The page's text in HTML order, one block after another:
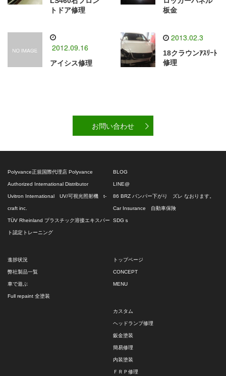
トドア修理
板金
2012.09.16
アイシス修理
2013.02.3
18クラウンｱｽﾘｰﾄ
修理
お問い合わせ
Polyvance正規国際代理店 Polyvance
Authorized International Distributor
Uvitron International UV/可視光照射機 t-
craft inc.
TÜV Rheinland プラスチック溶接エキスパー
ト認定トレーニング
BLOG
LINE@
86 BRZ バンパー下がり ズレ なおります。
Car Insurance 自動車保険
SDGｓ
進捗状況
弊社製品一覧
車で遊ぶ
Full repaint 全塗装
トップページ
CONCEPT
MENU
カスタム
ヘッドランプ修理
鈑金塗装
簡易修理
内装塗装
ＦＲＰ修理